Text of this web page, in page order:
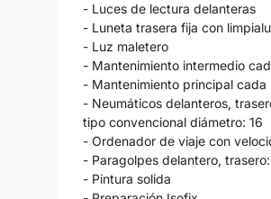
- Luces de lectura delanteras
- Luneta trasera fija con
- Luz maletero
- Mantenimiento intermedio
- Mantenimiento principal
- Neumáticos delanteros,
tipo convencional diámetro: 16
- Ordenador de viaje con
- Paragolpes delantero,
- Pintura solida